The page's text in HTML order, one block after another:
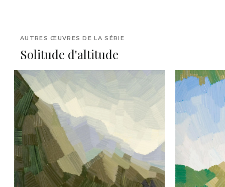
AUTRES ŒUVRES DE LA SÉRIE
Solitude d'altitude